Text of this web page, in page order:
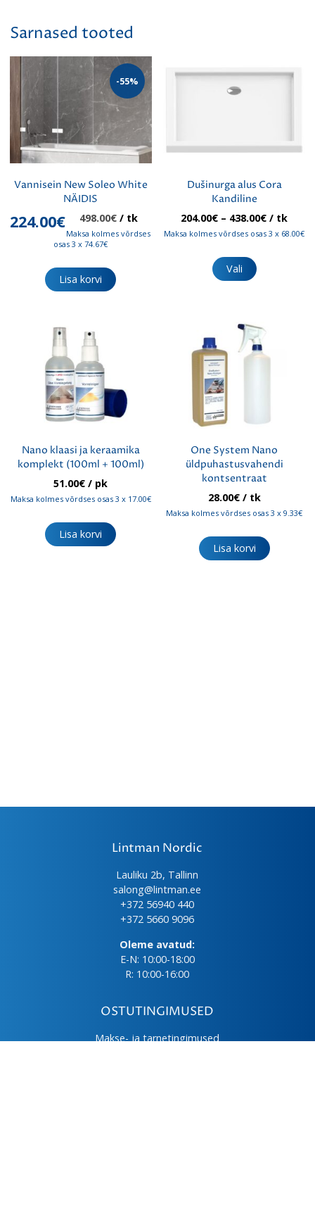
Sarnased tooted
-55%
Vannisein New Soleo White
NÄIDIS
498.00€ Algne
hind
224.00€
Praegune
hind
/ tk
Maksa kolmes võrdses
osas 3 x 74.67€
Lisa korvi
Dušinurga alus Cora
Kandiline
204.00€ – 438.00€
204.00€
/ tk
Maksa kolmes võrdses osas 3 x 68.00€
Vali
tootel
saab
teha
tootelehel.
Nano klaasi ja keraamika
komplekt (100ml + 100ml)
51.00€ / pk
Maksa kolmes võrdses osas 3 x 17.00€
Lisa korvi
One System Nano
üldpuhastusvahendi
kontsentraat
28.00€/ tk
Maksa kolmes võrdses osas 3 x 9.33€
Lisa korvi
Lintman Nordic
Lauliku 2b, Tallinn
salong@lintman.ee
+372 56940 440
+372 5660 9096
Oleme avatud:
E-N: 10:00-18:00
R: 10:00-16:00
OSTUTINGIMUSED
Makse- ja tarnetingimused